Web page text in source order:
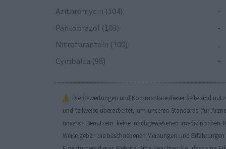
Azithromycin (104)
-
Pantoprazol (103)
-
Nitrofurantoin (100)
-
Cymbalta (98)
-
Die Bewertungen und Kommentare dieser Seite sind
und teilweise überarbeitet, um unseren Standards (für
unseren Benutzern keine nachgewiesenen
Weise geben die beschriebenen Meinungen und